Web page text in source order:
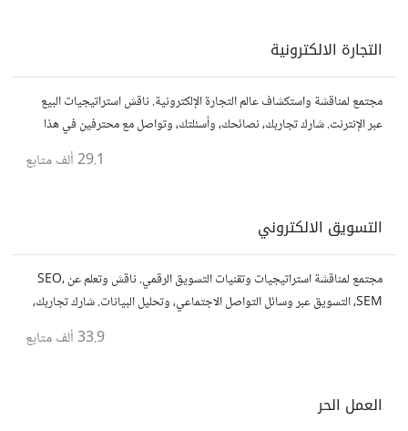
التجارة الالكترونية
مجتمع لمناقشة واستكشاف عالم التجارة الإلكترونية. ناقش استراتيجيات البيع
عبر الإنترنت. شارك تجاربك، نصائحك، وأسئلتك، وتواصل مع محترفين في هذا
29.1 ألف متابع
التسويق الالكتروني
مجتمع لمناقشة استراتيجيات وتقنيات التسويق الرقمي. ناقش وتعلم عن SEO،
SEM، التسويق عبر وسائل التواصل الاجتماعي، وتحليل البيانات. شارك تجاربك،
33.9 ألف متابع
العمل الحر